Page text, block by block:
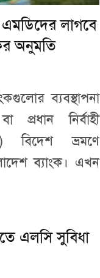
এমডিদের লাগবে
অনুমতি
ব্যবস্থাপনা
প্রধান নির্বাহী
বিদেশ ভ্রমণে
ব্যাংক। এখন
এলসি সুবিধা